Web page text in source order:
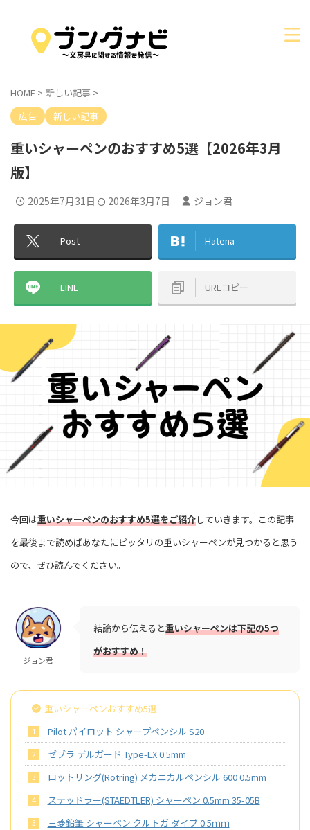
HOME > 新しい記事 >
広告
新しい記事
重いシャーペンのおすすめ5選【2026年3月
版】
2025年7月31日 2026年3月7日 ジョン君
Post Hatena
LINE URLコピー
今回は重いシャーペンのおすすめ5選をご紹介していきます。この記事
を最後まで読めばあなたにピッタリの重いシャーペンが見つかると思う
ので、ぜひ読んでください。
ジョン君
結論から伝えると重いシャーペンは下記の5つ
がおすすめ！
重いシャーペンおすすめ5選
Pilot パイロット シャープペンシル S20
ゼブラ デルガード Type-LX 0.5mm
ロットリング(Rotring) メカニカルペンシル 600 0.5mm
ステッドラー(STAEDTLER) シャーペン 0.5mm 35-05B
三菱鉛筆 シャーペン クルトガ ダイブ 0.5ｍｍ